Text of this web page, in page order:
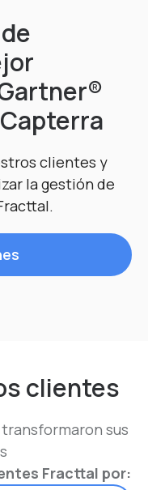
clientes y
la gestión de
clientes
sus
Fracttal por: